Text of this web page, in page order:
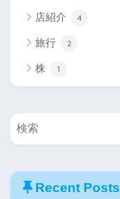
店紹介 4
旅行 2
株 1
Recent Posts